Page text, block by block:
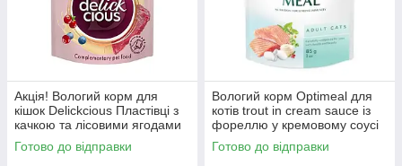
Акція! Вологий корм для
кішок Delickcious Пластівці з
качкою та лісовими ягодами
у вершковому соусі 80 гр 12
шт
Готово до відправки
Вологий корм Optimeal для
котів trout in cream sauce із
фореллю у кремовому соусі
85 гр * 12 шт
Готово до відправки